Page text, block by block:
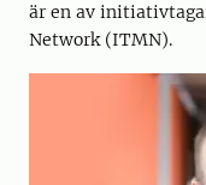
är en av
Network (ITMN).